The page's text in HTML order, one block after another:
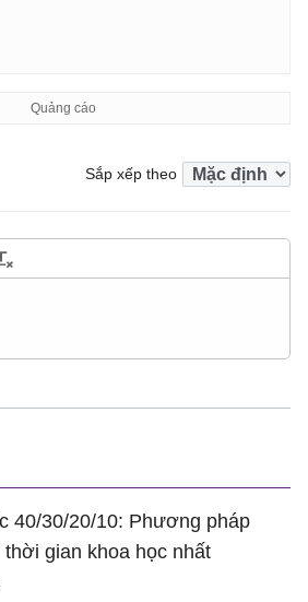
Sắp xếp theo
40/30/20/10: Phương pháp
thời gian khoa học nhất